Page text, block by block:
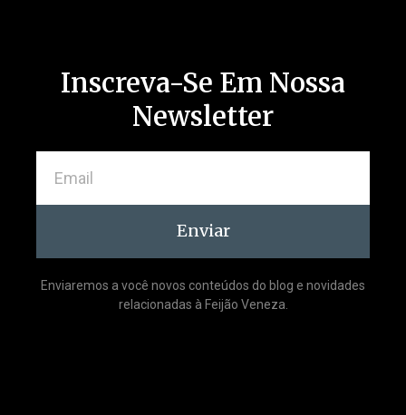
Inscreva-Se Em Nossa
Newsletter
Enviar
Enviaremos a você novos conteúdos do blog e novidades
relacionadas à Feijão Veneza.